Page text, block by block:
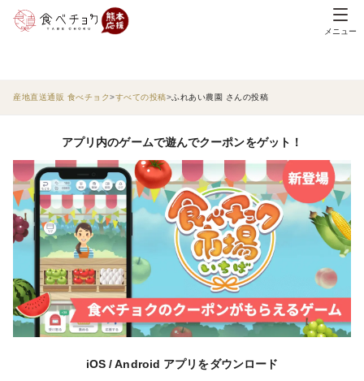
メニュー
産地直送通販 食べチョク すべての投稿 ふれあい農園 さんの投稿
アプリ内のゲームで遊んでクーポンをゲット！
iOS / Android アプリをダウンロード